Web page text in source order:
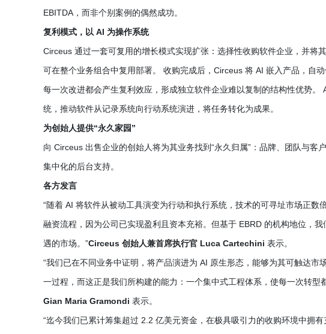
EBITDA，而非个别案例的偶然成功。
复利模式，以 AI 为操作系统
Circeus 通过一套可复用的增长模式实现扩张：选择性收购软件企业，并将
可在整个业务组合中复用部署。 收购完成后，Circeus 将 AI 嵌入产品，自
每一次改进都会产生复利效应，形成独立软件企业难以复制的结构性优势
统，推动软件从记录系统向行动系统演进，将任务转化为成果。
为创始人提供“永久家园”
向 Circeus 出售企业的创始人将为其业务找到“永久归属”：品牌、团队与客
集中化的后台支持。
各方发言
“随着 AI 将软件从被动工具演变为行动和执行系统，技术的可寻址市场正
融资流程，因为公司已实现盈利且资本充裕。但基于 EBRD 的机构地位，
遇的市场。”Circeus 创始人兼首席执行官 Luca Cartechini 表示。
“我们已在不同业务中证明，将产品演进为 AI 原生形态，能够为其可触达
一过程，而这正是我们所构建的能力：一个集中式工程体系，使每一次转型
Gian Maria Gramondi 表示。
“迄今我们已累计筹集超过 2.2 亿美元资金，在极具吸引力的收购环境中拥